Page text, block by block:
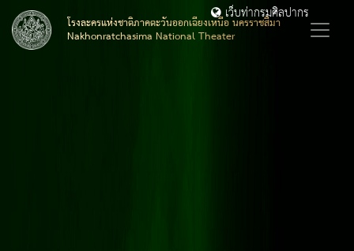
โรงละครแห่งชาติภาคตะวันออกเฉียงเหนือ นครราชสีมา
Nakhonratchasima National Theater
เว็บท่ากรมศิลปากร